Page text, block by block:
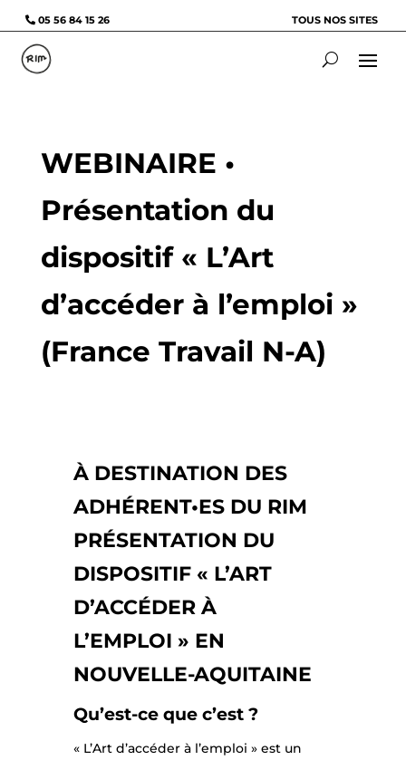
05 56 84 15 26 TOUS NOS SITES
WEBINAIRE •
Présentation du
dispositif « L’Art
d’accéder à l’emploi »
(France Travail N-A)
À DESTINATION DES
ADHÉRENT•ES DU RIM
PRÉSENTATION DU
DISPOSITIF « L’ART
D’ACCÉDER À
L’EMPLOI » EN
NOUVELLE-AQUITAINE
Qu’est-ce que c’est ?
« L’Art d’accéder à l’emploi » est un